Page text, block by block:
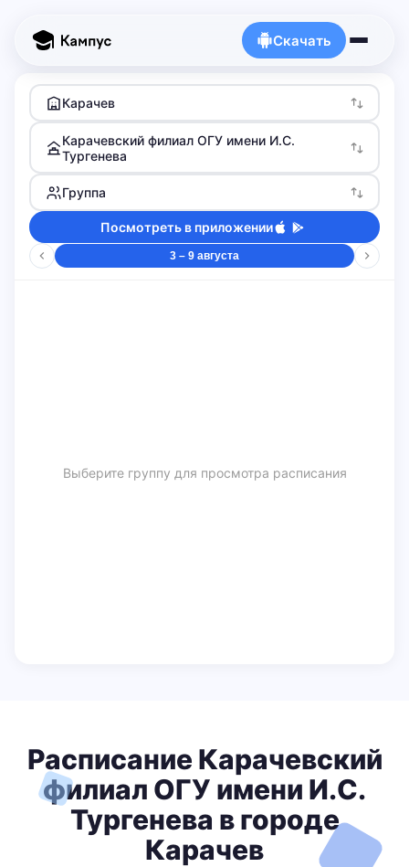
Скачать
Карачев
Карачевский филиал ОГУ имени И.С.
Тургенева
Группа
Посмотреть в приложении
3 – 9 августа
Выберите группу для просмотра расписания
Расписание Карачевский
филиал ОГУ имени И.С.
Тургенева в городе
Карачев